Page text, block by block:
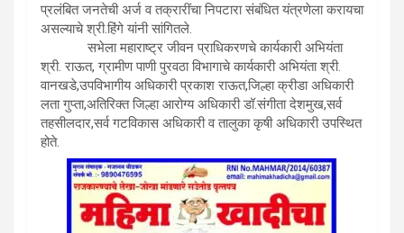
प्रलंबित जनतेची अर्ज व तक्रारींचा निपटारा संबंधित यंत्रणेला करायचा
असल्याचे श्री.हिंगे यांनी सांगितले.
सभेला महाराष्ट्र जीवन प्राधिकरणचे कार्यकारी अभियंता
श्री. राऊत, ग्रामीण पाणी पुरवठा विभागाचे कार्यकारी अभियंता श्री.
वानखडे,उपविभागीय अधिकारी प्रकाश राऊत,जिल्हा क्रीडा अधिकारी
लता गुप्ता,अतिरिक्त जिल्हा आरोग्य अधिकारी डॉ.संगीता देशमुख,सर्व
तहसीलदार,सर्व गटविकास अधिकारी व तालुका कृषी अधिकारी उपस्थित
होते.